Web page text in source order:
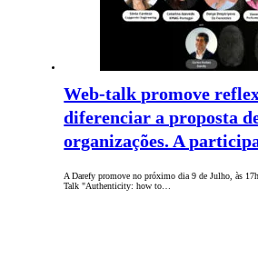
Web-talk promove
diferenciar a proposta
organizações. A
A Darefy promove no próximo dia 9 de Julho, às
Talk "Authenticity: how to…